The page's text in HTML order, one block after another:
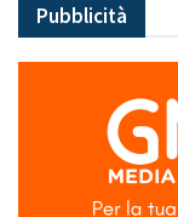
Pubblicità